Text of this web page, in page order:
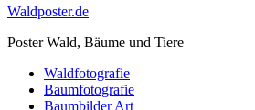
Waldposter.de
Poster Wald, Bäume und Tiere
Waldfotografie
Baumfotografie
Baumbilder Art